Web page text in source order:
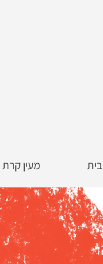
בית מעין קרת